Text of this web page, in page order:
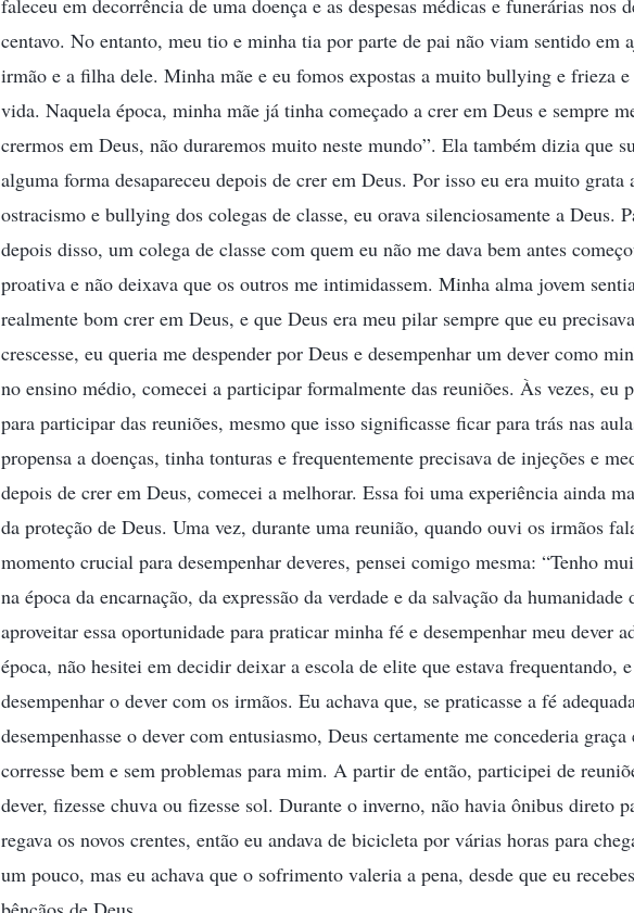
faleceu em decorrência de uma doença e as despesas médicas e funerárias nos
centavo. No entanto, meu tio e minha tia por parte de pai não viam sentido em
irmão e a filha dele. Minha mãe e eu fomos expostas a muito bullying e frieza
vida. Naquela época, minha mãe já tinha começado a crer em Deus e sempre
crermos em Deus, não duraremos muito neste mundo”. Ela também dizia que
alguma forma desapareceu depois de crer em Deus. Por isso eu era muito
ostracismo e bullying dos colegas de classe, eu orava silenciosamente a Deus.
depois disso, um colega de classe com quem eu não me dava bem antes
proativa e não deixava que os outros me intimidassem. Minha alma jovem
realmente bom crer em Deus, e que Deus era meu pilar sempre que eu
crescesse, eu queria me despender por Deus e desempenhar um dever como
no ensino médio, comecei a participar formalmente das reuniões. Às vezes, eu
para participar das reuniões, mesmo que isso significasse ficar para trás nas
propensa a doenças, tinha tonturas e frequentemente precisava de injeções e
depois de crer em Deus, comecei a melhorar. Essa foi uma experiência ainda
da proteção de Deus. Uma vez, durante uma reunião, quando ouvi os irmãos
momento crucial para desempenhar deveres, pensei comigo mesma: “Tenho
na época da encarnação, da expressão da verdade e da salvação da humanidade
aproveitar essa oportunidade para praticar minha fé e desempenhar meu dever
época, não hesitei em decidir deixar a escola de elite que estava frequentando,
desempenhar o dever com os irmãos. Eu achava que, se praticasse a fé
desempenhasse o dever com entusiasmo, Deus certamente me concederia
corresse bem e sem problemas para mim. A partir de então, participei de
dever, fizesse chuva ou fizesse sol. Durante o inverno, não havia ônibus direto
regava os novos crentes, então eu andava de bicicleta por várias horas para
um pouco, mas eu achava que o sofrimento valeria a pena, desde que eu